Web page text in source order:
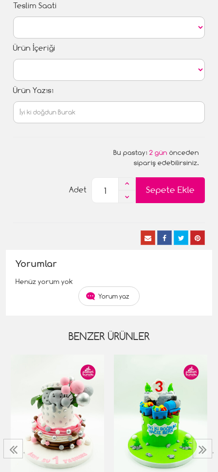
Teslim Saati
Ürün İçeriği
Ürün Yazısı
Bu pastayı 2 gün önceden
sipariş edebilirsiniz.
Sepete Ekle
Adet
Yorumlar
Henüz yorum yok
Yorum yaz
BENZER ÜRÜNLER
‹ ›